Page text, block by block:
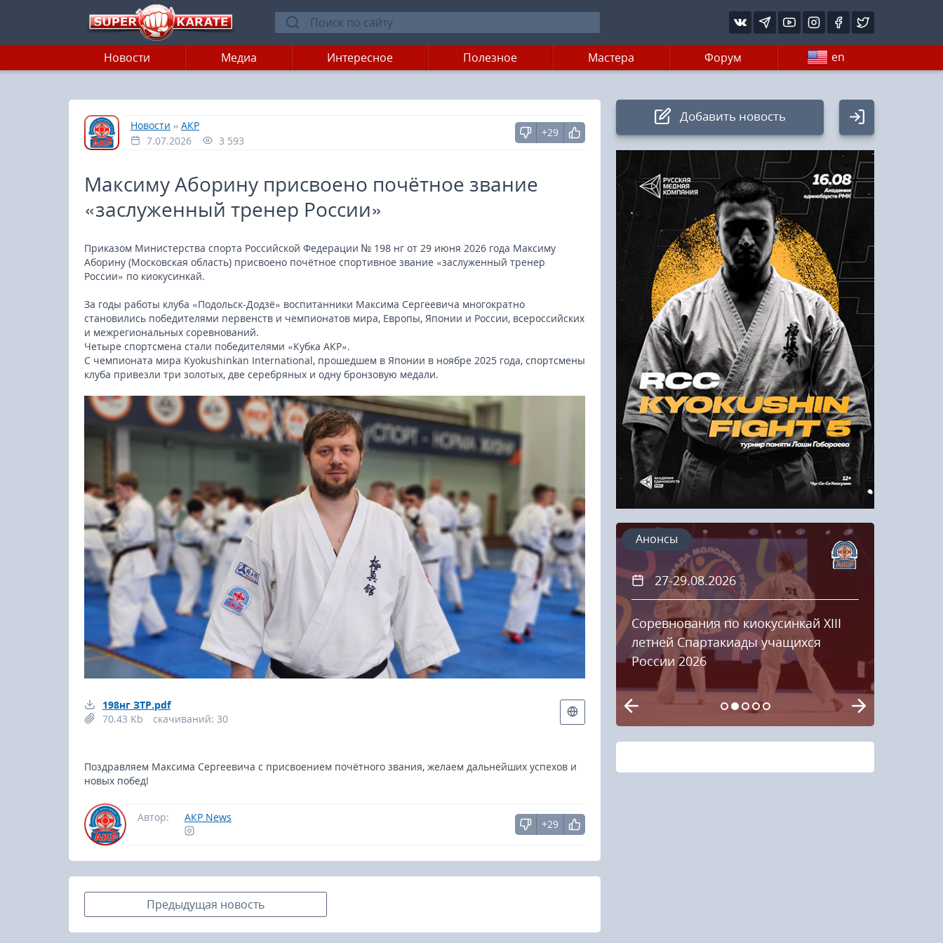
Новости Медиа Интересное Полезное Мастера Форум en
Главная
»
Новости » АКР
7.07.2026
3 593
+29
Максиму Аборину присвоено почётное звание
«заслуженный тренер России»
Приказом Министерства спорта Российской Федерации № 198 нг от 29 июня 2026 года Максиму
Аборину (Московская область) присвоено почётное спортивное звание «заслуженный тренер
России» по киокусинкай.
За годы работы клуба «Подольск-Додзё» воспитанники Максима Сергеевича многократно
становились победителями первенств и чемпионатов мира, Европы, Японии и России, всероссийских
и межрегиональных соревнований.
Четыре спортсмена стали победителями «Кубка АКР».
С чемпионата мира Kyokushinkan International, прошедшем в Японии в ноябре 2025 года, спортсмены
клуба привезли три золотых, две серебряных и одну бронзовую медали.
198нг ЗТР.pdf
70.43 Kb
cкачиваний: 30
Поздравляем Максима Сергеевича с присвоением почётного звания, желаем дальнейших успехов и
новых побед!
Автор: АКР News
+29
Предыдущая новость
Добавить новость
Авторизация
Логин:
Пароль
Войти
Напомнить пароль
Регистрация
23-25.10.2026
Spanish Autumn Camp 2026
16.08.2026
RCC Kyokushin Fight 5
27-29.08.2026
Соревнования по киокусинкай XIII
летней Спартакиады учащихся
России 2026
Анонсы